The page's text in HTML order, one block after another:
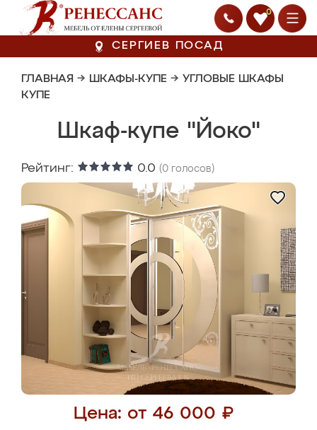
0
СЕРГИЕВ ПОСАД
ГЛАВНАЯ → ШКАФЫ-КУПЕ → УГЛОВЫЕ ШКАФЫ
КУПЕ
Шкаф-купе "Йоко"
Рейтинг: 0.0 (0 голосов)
Цена: от 46 000 ₽